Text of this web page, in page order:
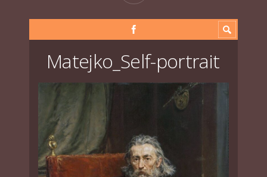
Matejko_Self-portrait